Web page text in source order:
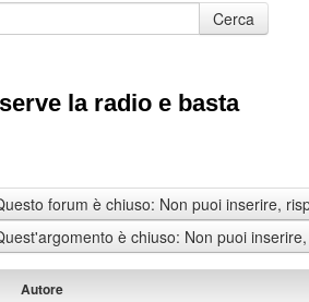
forum
Cerca
la radio e basta
forum è chiuso: Non puoi inserire,
è chiuso: Non puoi
Autore